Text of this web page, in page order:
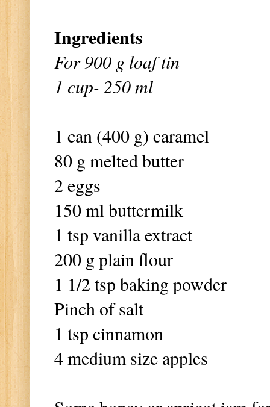
Ingredients
For 900 g loaf tin
1 cup- 250 ml
1 can (400 g) caramel
80 g melted butter
2 eggs
150 ml buttermilk
1 tsp vanilla extract
200 g plain flour
1 1/2 tsp baking powder
Pinch of salt
1 tsp cinnamon
4 medium size apples